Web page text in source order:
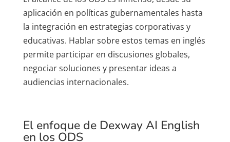
aplicación en políticas gubernamentales hasta
la integración en estrategias corporativas y
educativas. Hablar sobre estos temas en inglés
permite participar en discusiones globales,
negociar soluciones y presentar ideas a
audiencias internacionales.
El enfoque de Dexway AI English
en los ODS